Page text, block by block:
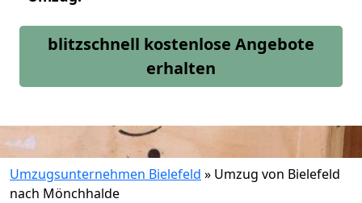
blitzschnell kostenlose Angebote
erhalten
Umzugsunternehmen Bielefeld » Umzug von Bielefeld
nach Mönchhalde